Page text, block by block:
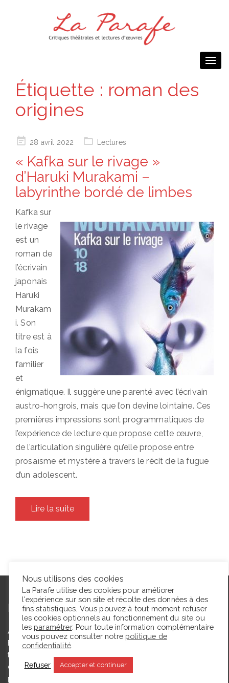
Étiquette : roman des
origines
Posted28 avril 2022 Lectures
« Kafka sur le rivage »
d’Haruki Murakami –
labyrinthe bordé de limbes
Kafka sur
le rivage
est un
roman de
l’écrivain
japonais
Haruki
Murakam
i. Son
titre est à
la fois
familier
et
énigmatique. Il suggère une parenté avec l’écrivain
austro-hongrois, mais que l’on devine lointaine. Ces
premières impressions sont programmatiques de
l’expérience de lecture que propose cette œuvre,
de l’articulation singulière qu’elle propose entre
prosaïsme et mystère à travers le récit de la fugue
d’un adolescent.
Lire la suite
L’autrice
Agrégée de lettres modernes et docteure en études théâtrales,
Floriane Toussaint est maîtresse de conférences en études
théâtrales à l’Université de Caen Normandie et membre du
comité du Syndicat de la critique. Ce blog, créé en 2009, a
pour but de partager des expériences de lectrice et de
Nous utilisons des cookies
La Parafe utilise des cookies pour améliorer
l'expérience sur son site et récolte des données à des
fins statistiques. Vous pouvez à tout moment refuser
les cookies optionnels au fonctionnement du site ou
les paramétrer. Pour toute information complémentaire
vous pouvez consulter notre politique de
confidentialité.
Refuser Accepter et continuer